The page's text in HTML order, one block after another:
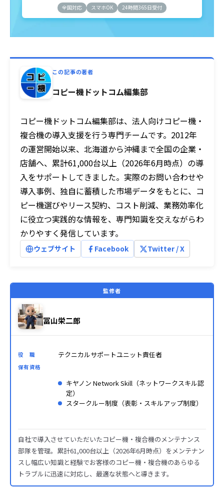
全国対応 スマホOK 24時間365日受付
この記事の著者
コピー機ドットコム編集部
コピー機ドットコム編集部は、法人向けコピー機・
複合機の導入支援を行う専門チームです。2012年
の運営開始以来、北海道から沖縄まで全国の企業・
店舗へ、累計61,000台以上（2026年6月時点）の導
入をサポートしてきました。実際のお問い合わせや
導入事例、独自に蓄積した市場データをもとに、コ
ピー機選びやリース契約、コスト削減、業務効率化
に役立つ実践的な情報を、専門知識を交えながらわ
かりやすく発信しています。
ウェブサイト Facebook Twitter / X
監修者
冨山栄二郎
役 職 テクニカルサポートユニット責任者
保有資格
キヤノン Network Skill（ネットワークスキル認
定）
スタークルー制度（表彰・スキルアップ制度）
自社で導入させていただいたコピー機・複合機のメンテナンス
部隊を管理。累計61,000台以上（2026年6月時点）をメンテナン
スし幅広い知識と経験でお客様のコピー機・複合機のあらゆる
トラブルに迅速に対応し、最適な状態へと導きます。